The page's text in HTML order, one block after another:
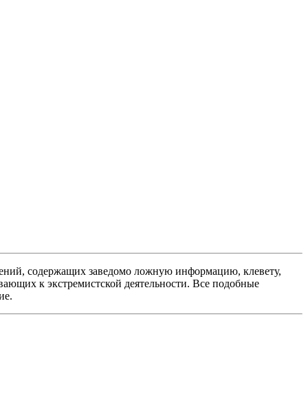
содержащих заведомо ложную информацию, клевету,
к экстремистской деятельности. Все подобные